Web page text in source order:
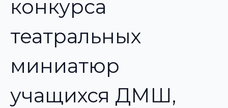
конкурса
театральных
миниатюр
учащихся ДМШ,